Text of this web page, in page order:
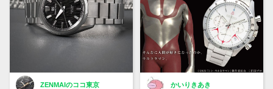
ZENMAIのココ東京 かいりきあき